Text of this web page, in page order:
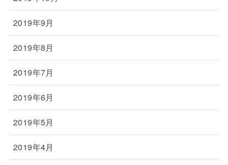
2019年9月
2019年8月
2019年7月
2019年6月
2019年5月
2019年4月